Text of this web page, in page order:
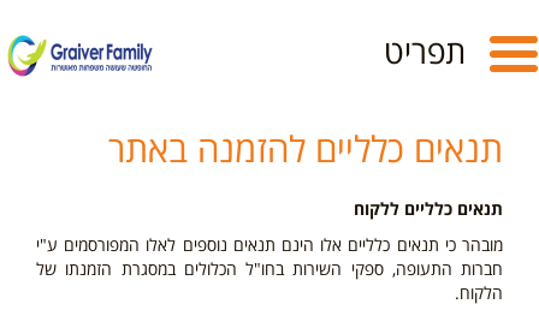
Toggle
navigation
תפריט
תנאים כלליים להזמנה באתר
תנאים כלליים ללקוח
מובהר כי תנאים כלליים אלו הינם תנאים נוספים לאלו המפורסמים ע"י
חברות התעופה, ספקי השירות בחו"ל הכלולים במסגרת הזמנתו של
הלקוח.